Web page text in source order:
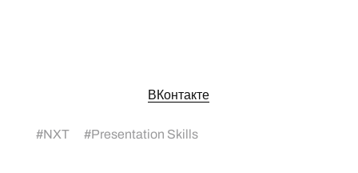
ВКонтакте
#NXT #Presentation Skills